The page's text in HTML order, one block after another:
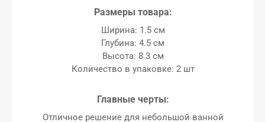
Размеры товара:
Ширина: 1.5 см
Глубина: 4.5 см
Высота: 8.3 см
Количество в упаковке: 2 шт
Главные черты:
Отличное решение для небольшой ванной